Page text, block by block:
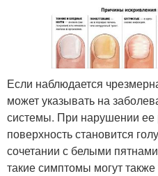
Если наблюдается
может указывать на
системы. При нарушении ее
поверхность становится
сочетании с белыми
такие симптомы могут